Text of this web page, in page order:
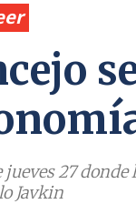
jueves 27
Javkin